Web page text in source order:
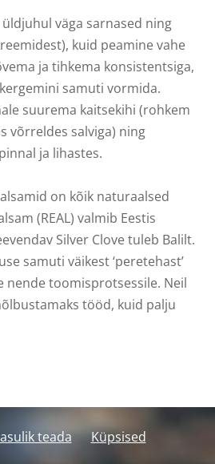
väga sarnased ning
kuid peamine vahe
ja tihkema konsistentsiga,
samuti vormida.
suurema kaitsekihi (rohkem
võrreldes salviga) ning
ja lihastes.
on kõik naturaalsed
(REAL) valmib Eestis
Silver Clove tuleb Balilt.
samuti väikest ‘peretehast’
nende toomisprotsessile. Neil
tööd, kuid palju
teada Küpsised